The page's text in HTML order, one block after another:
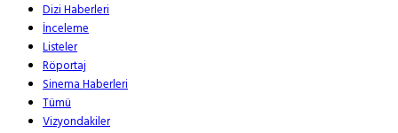
Dizi Haberleri
İnceleme
Listeler
Röportaj
Sinema Haberleri
Tümü
Vizyondakiler